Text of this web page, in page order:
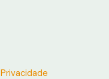
Privacidade